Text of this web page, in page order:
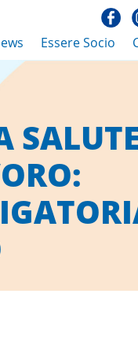
Essere Socio